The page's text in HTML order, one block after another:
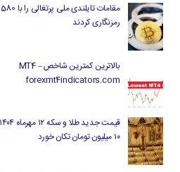
رمزنگاری کردند
بالاترین کمترین شاخص MT4 –
forexmt4indicators.com
۱۰ میلیون تومان تکان خورد